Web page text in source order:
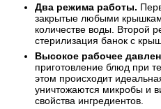
Два режима работы.
закрытые любыми
количестве воды. Второй
стерилизация банок с
Высокое рабочее
приготовление блюд при
этом происходит
уничтожаются микробы и
свойства ингредиентов.